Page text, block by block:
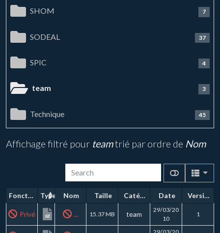
SHOM 7
SODEAL 37
SPIC 4
team 3
Technique 45
Affichage filtré pour teamtrié par ordre de Nom
Fonctions Type Nom Taille Catégorie Date Version
Privé tif ... 15.37 MB team
29/03/20
10
1